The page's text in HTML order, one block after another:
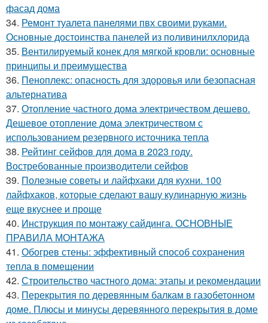
фасад дома
34. Ремонт туалета панелями пвх своими руками.
Основные достоинства панелей из поливинилхлорида
35. Вентилируемый конек для мягкой кровли: основные
принципы и преимущества
36. Пеноплекс: опасность для здоровья или безопасная
альтернатива
37. Отопление частного дома электричеством дешево.
Дешевое отопление дома электричеством с
использованием резервного источника тепла
38. Рейтинг сейфов для дома в 2023 году.
Востребованные производители сейфов
39. Полезные советы и лайфхаки для кухни. 100
лайфхаков, которые сделают вашу кулинарную жизнь
еще вкуснее и проще
40. Инструкция по монтажу сайдинга. ОСНОВНЫЕ
ПРАВИЛА МОНТАЖА
41. Обогрев стены: эффективный способ сохранения
тепла в помещении
42. Строительство частного дома: этапы и рекомендации
43. Перекрытия по деревянным балкам в газобетонном
доме. Плюсы и минусы деревянного перекрытия в доме